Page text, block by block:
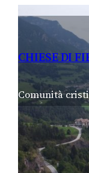
CHIESE DI
Comunità